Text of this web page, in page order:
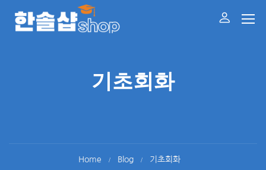
기초회화
Home Blog 기초회화